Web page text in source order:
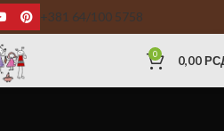
+381 64/100 5758
0 0,00